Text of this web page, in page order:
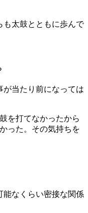
も太鼓とともに歩んで
が当たり前になっては
を打てなかったから
った。その気持ちを
能なくらい密接な関係